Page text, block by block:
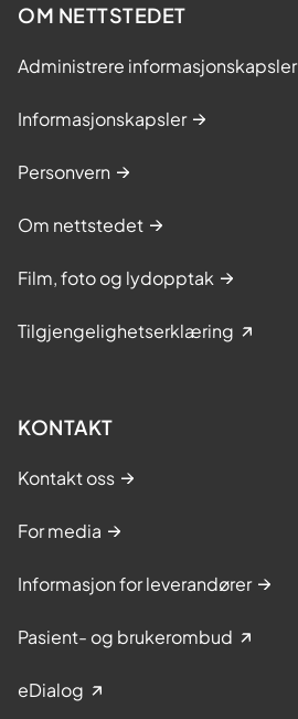
OM NETTSTEDET
Administrere informasjonskapsler
Informasjonskapsler
Personvern
Om nettstedet
Film, foto og lydopptak
Tilgjengelighetserklæring
KONTAKT
Kontakt oss
For media
Informasjon for leverandører
Pasient- og brukerombud
eDialog